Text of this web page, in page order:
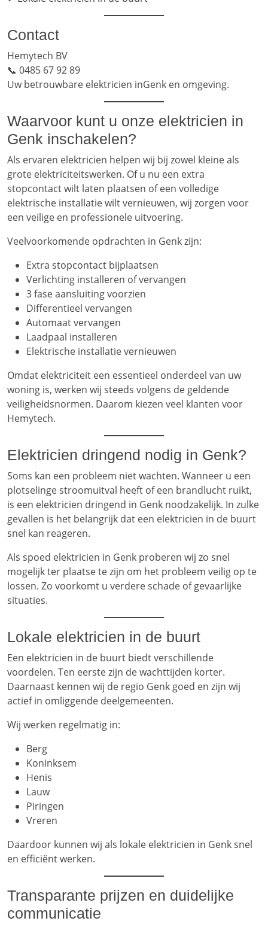
Contact
Hemytech BV
📞 0485 67 92 89
Uw betrouwbare elektricien inGenk en omgeving.
Waarvoor kunt u onze elektricien in
Genk inschakelen?
Als ervaren elektricien helpen wij bij zowel kleine als
grote elektriciteitswerken. Of u nu een extra
stopcontact wilt laten plaatsen of een volledige
elektrische installatie wilt vernieuwen, wij zorgen voor
een veilige en professionele uitvoering.
Veelvoorkomende opdrachten in Genk zijn:
Extra stopcontact bijplaatsen
Verlichting installeren of vervangen
3 fase aansluiting voorzien
Differentieel vervangen
Automaat vervangen
Laadpaal installeren
Elektrische installatie vernieuwen
Omdat elektriciteit een essentieel onderdeel van uw
woning is, werken wij steeds volgens de geldende
veiligheidsnormen. Daarom kiezen veel klanten voor
Hemytech.
Elektricien dringend nodig in Genk?
Soms kan een probleem niet wachten. Wanneer u een
plotselinge stroomuitval heeft of een brandlucht ruikt,
is een elektricien dringend in Genk noodzakelijk. In zulke
gevallen is het belangrijk dat een elektricien in de buurt
snel kan reageren.
Als spoed elektricien in Genk proberen wij zo snel
mogelijk ter plaatse te zijn om het probleem veilig op te
lossen. Zo voorkomt u verdere schade of gevaarlijke
situaties.
Lokale elektricien in de buurt
Een elektricien in de buurt biedt verschillende
voordelen. Ten eerste zijn de wachttijden korter.
Daarnaast kennen wij de regio Genk goed en zijn wij
actief in omliggende deelgemeenten.
Wij werken regelmatig in:
Berg
Koninksem
Henis
Lauw
Piringen
Vreren
Daardoor kunnen wij als lokale elektricien in Genk snel
en efficiënt werken.
Transparante prijzen en duidelijke
communicatie